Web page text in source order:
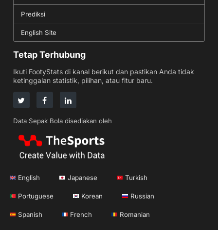
Prediksi
English Site
Tetap Terhubung
Ikuti FootyStats di kanal berikut dan pastikan Anda tidak
ketinggalan statistik, pilihan, atau fitur baru.
Data Sepak Bola disediakan oleh
English Japanese Turkish
Portuguese Korean Russian
Spanish French Romanian